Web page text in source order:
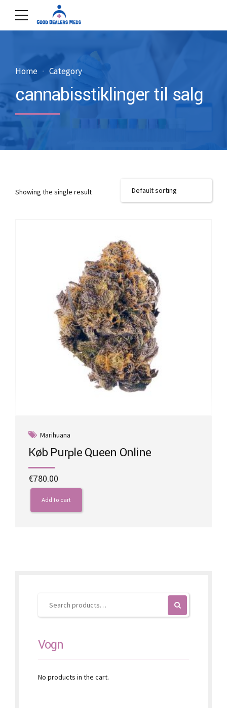
Home Category
cannabisstiklinger til salg
Showing the single result
Marihuana
Køb Purple Queen Online
€780.00
Add to cart
Vogn
No products in the cart.